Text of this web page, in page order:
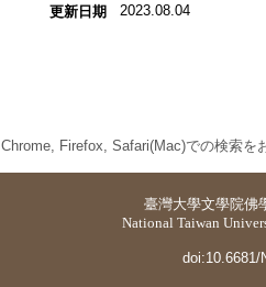
更新日期 2023.08.04
Chrome, Firefox, Safari(Mac)での検索を
臺灣大學文學院佛
National Taiwan
doi:10.6681/